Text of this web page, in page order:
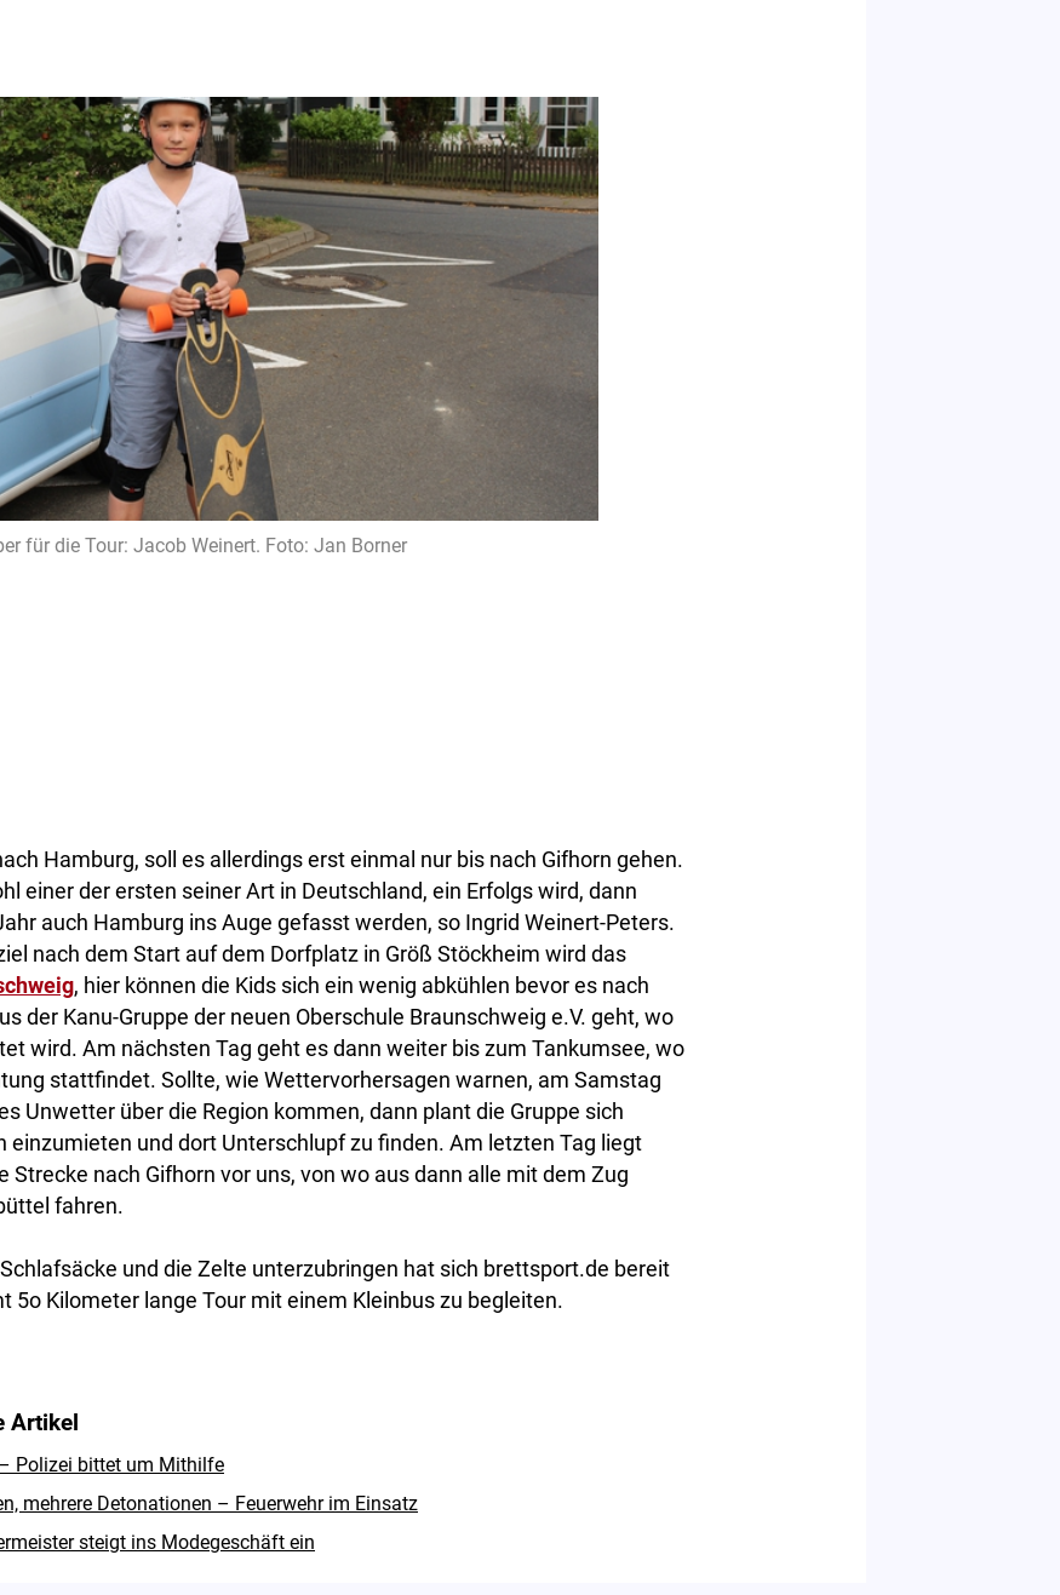
für die Tour: Jacob Weinert. Foto: Jan Borner
Hamburg, soll es allerdings erst einmal nur bis nach Gifhorn gehen.
einer der ersten seiner Art in Deutschland, ein Erfolgs wird, dann
auch Hamburg ins Auge gefasst werden, so Ingrid Weinert-Peters.
nach dem Start auf dem Dorfplatz in Größ Stöckheim wird das
, hier können die Kids sich ein wenig abkühlen bevor es nach
der Kanu-Gruppe der neuen Oberschule Braunschweig e.V. geht, wo
wird. Am nächsten Tag geht es dann weiter bis zum Tankumsee, wo
stattfindet. Sollte, wie Wettervorhersagen warnen, am Samstag
Unwetter über die Region kommen, dann plant die Gruppe sich
einzumieten und dort Unterschlupf zu finden. Am letzten Tag liegt
Strecke nach Gifhorn vor uns, von wo aus dann alle mit dem Zug
fahren.
und die Zelte unterzubringen hat sich brettsport.de bereit
5o Kilometer lange Tour mit einem Kleinbus zu begleiten.
Artikel
Polizei bittet um Mithilfe
mehrere Detonationen – Feuerwehr im Einsatz
steigt ins Modegeschäft ein